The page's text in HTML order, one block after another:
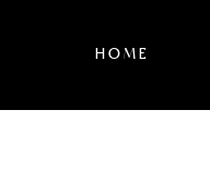
HOME